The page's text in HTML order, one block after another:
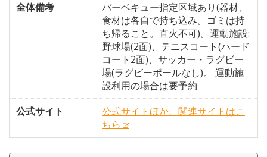
全体備考
バーベキュー指定区域あり(器材、
食材は各自で持ち込み。ゴミは持
ち帰ること。直火不可)。運動施設:
野球場(2面)、テニスコート(ハード
コート2面)、サッカー・ラグビー
場(ラグビーポールなし)。 運動施
設利用の場合は要予約
公式サイト
公式サイトほか、関連サイトはこ
ちら